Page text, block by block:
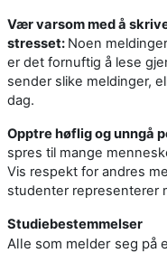
Vær varsom med å
stresset: Noen
er det fornuftig å lese
sender slike meldinger,
dag.
Opptre høflig og unngå
spres til mange
Vis respekt for andres
studenter representerer
Studiebestemmelser
Alle som melder seg på